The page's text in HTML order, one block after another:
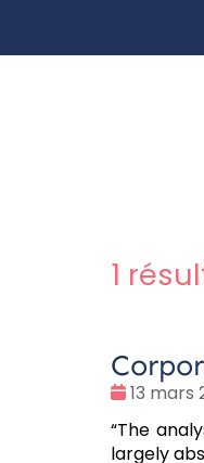
1
Date
13 mars
“The
largely